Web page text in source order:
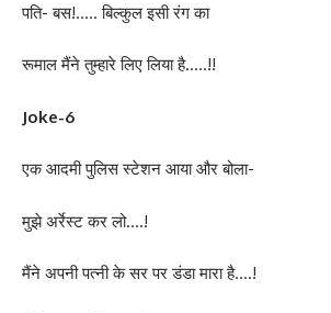
पति- बस!….. बिल्कुल इसी रंग का
रूमाल मैंने तुम्हारे लिए लिया है…..!!
Joke-6
एक आदमी पुलिस स्टेशन आया और बोला-
मुझे अर्रेस्ट कर लो….!
मैंने अपनी पत्नी के सर पर डंडा मारा है….!